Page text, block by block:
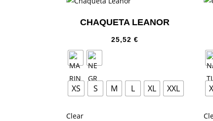
CHAQUETA LEANOR
25,52€
XS S M L XL XXL
Clear